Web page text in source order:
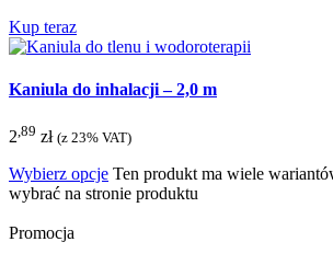
Kup teraz
Kaniula do inhalacji – 2,0 m
2,89 zł (z 23% VAT)
Wybierz opcje Ten produkt ma wiele
wybrać na stronie produktu
Promocja